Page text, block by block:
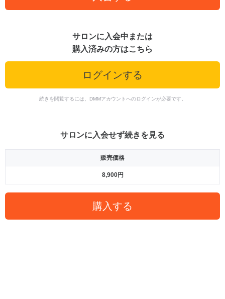
サロンに入会中または
購入済みの方はこちら
ログインする
続きを閲覧するには、DMMアカウントへのログインが必要です。
サロンに入会せず続きを見る
販売価格
8,900円
購入する